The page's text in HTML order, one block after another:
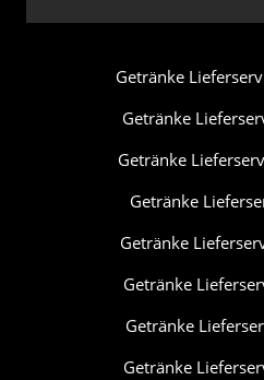
Getränke
Getränke
Getränke
Getränke
Getränke
Getränke
Getränke
Getränke